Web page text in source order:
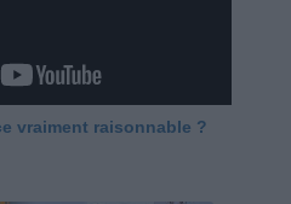
vraiment raisonnable ?